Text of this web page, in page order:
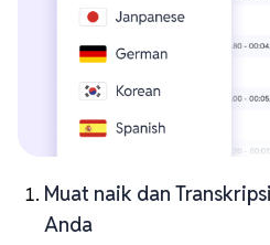
Muat naik dan
Anda